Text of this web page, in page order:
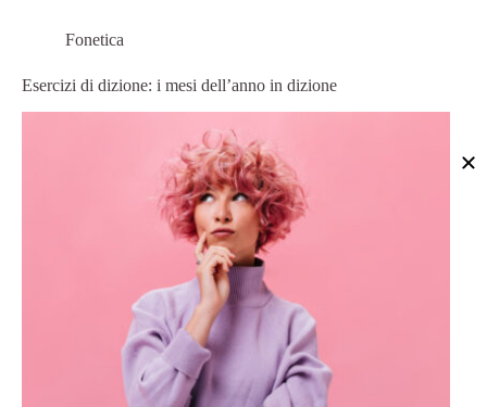
Fonetica
Esercizi di dizione: i mesi dell’anno in dizione